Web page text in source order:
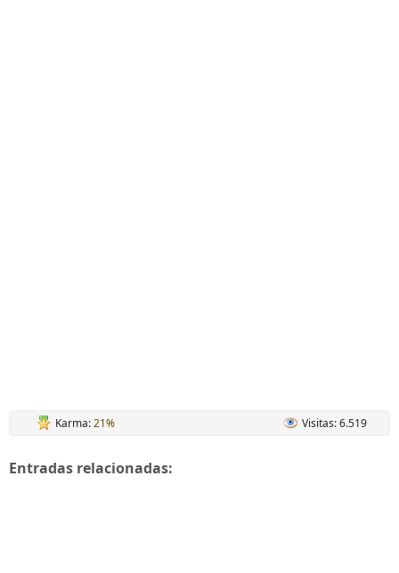
Karma:21% Visitas: 6.519
Entradas relacionadas: